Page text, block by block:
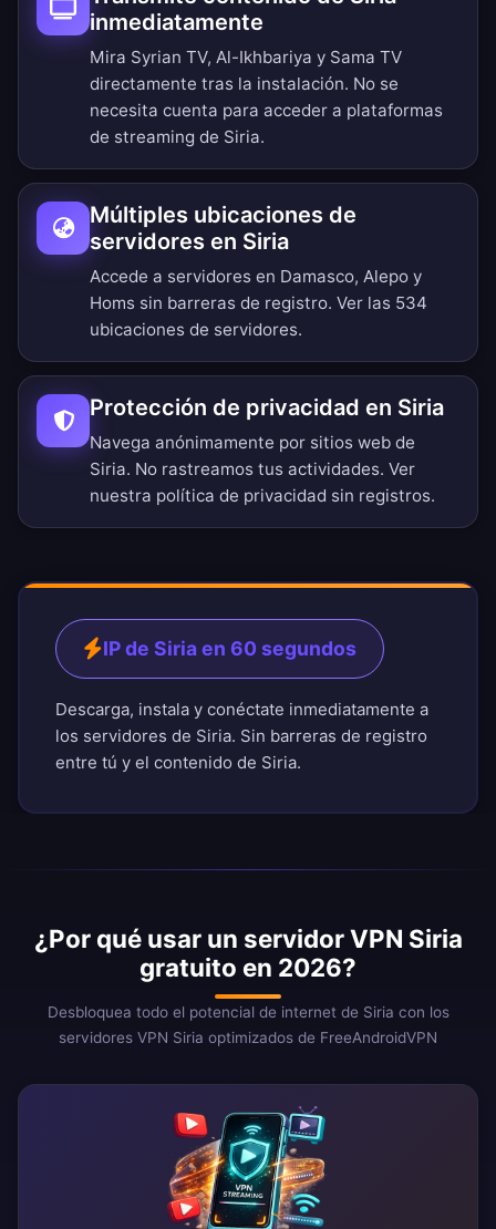
inmediatamente
Mira Syrian TV, Al-Ikhbariya y Sama TV
directamente tras la instalación. No se
necesita cuenta para acceder a plataformas
de streaming de Siria.
Múltiples ubicaciones de
servidores en Siria
Accede a servidores en Damasco, Alepo y
Homs sin barreras de registro. Ver las 534
ubicaciones de servidores.
Protección de privacidad en Siria
Navega anónimamente por sitios web de
Siria. No rastreamos tus actividades. Ver
nuestra política de privacidad sin registros.
IP de Siria en 60 segundos
Descarga, instala y conéctate inmediatamente a
los servidores de Siria. Sin barreras de registro
entre tú y el contenido de Siria.
¿Por qué usar un servidor VPN Siria
gratuito en 2026?
Desbloquea todo el potencial de internet de Siria con los
servidores VPN Siria optimizados de FreeAndroidVPN